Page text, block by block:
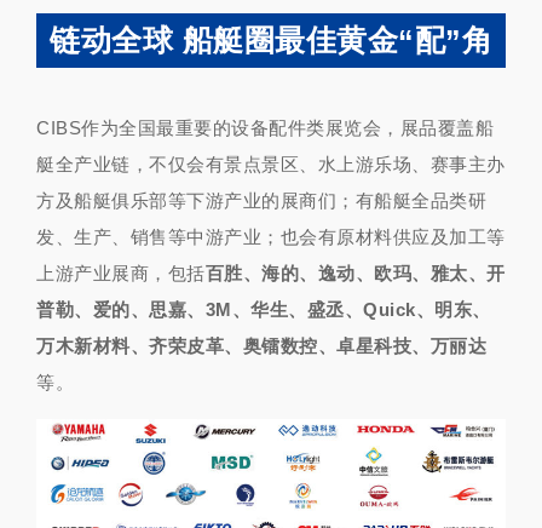
链动全球 船艇圈最佳黄金“配”角
CIBS作为全国最重要的设备配件类展览会，展品覆盖船
艇全产业链，不仅会有景点景区、水上游乐场、赛事主办
方及船艇俱乐部等下游产业的展商们；有船艇全品类研
发、生产、销售等中游产业；也会有原材料供应及加工等
上游产业展商，包括百胜、海的、逸动、欧玛、雅太、开
普勒、爱的、思嘉、3M、华生、盛丞、Quick、明东、
万木新材料、齐荣皮革、奥镭数控、卓星科技、万丽达
等。